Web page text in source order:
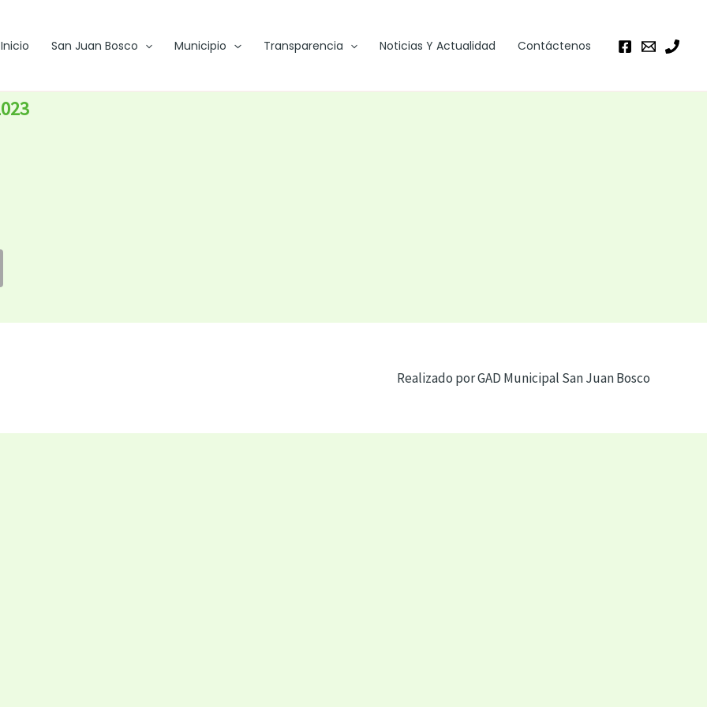
Inicio San Juan Bosco Municipio Transparencia Noticias Y Actualidad Contáctenos
Realizado por GAD Municipal San Juan Bosco